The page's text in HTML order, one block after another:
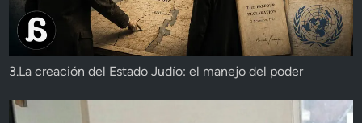
3.La creación del Estado Judío: el manejo del poder